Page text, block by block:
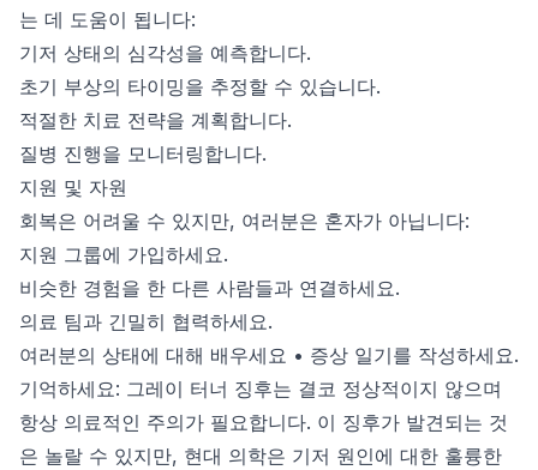
는 데 도움이 됩니다:
기저 상태의 심각성을 예측합니다.
초기 부상의 타이밍을 추정할 수 있습니다.
적절한 치료 전략을 계획합니다.
질병 진행을 모니터링합니다.
지원 및 자원
회복은 어려울 수 있지만, 여러분은 혼자가 아닙니다:
지원 그룹에 가입하세요.
비슷한 경험을 한 다른 사람들과 연결하세요.
의료 팀과 긴밀히 협력하세요.
여러분의 상태에 대해 배우세요 • 증상 일기를 작성하세요.
기억하세요: 그레이 터너 징후는 결코 정상적이지 않으며
항상 의료적인 주의가 필요합니다. 이 징후가 발견되는 것
은 놀랄 수 있지만, 현대 의학은 기저 원인에 대한 훌륭한